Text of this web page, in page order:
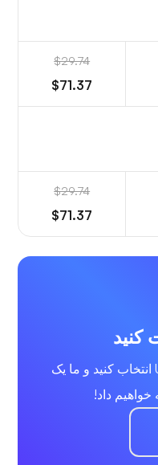
$29.74
$71.37
$29.74
$71.37
یک پلن میزبانی سالانه Ultahost انتخاب کنید و ما یک